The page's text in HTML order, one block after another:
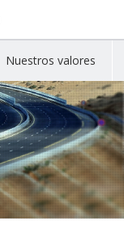
Nuestros valores